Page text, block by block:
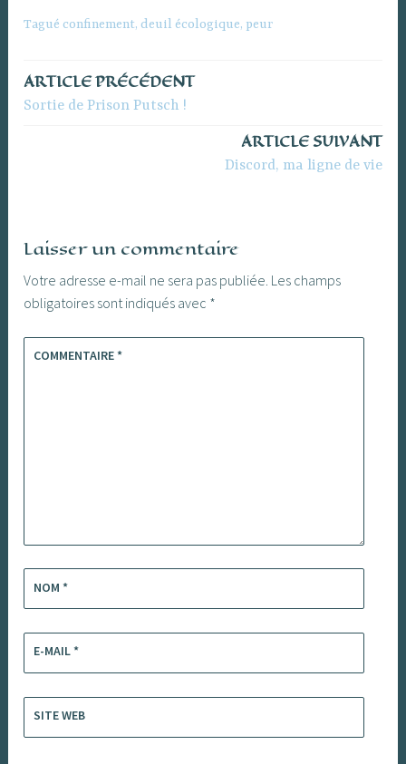
Tagué confinement, deuil écologique, peur
Navigation
ARTICLE PRÉCÉDENT
Sortie de Prison Putsch !
ARTICLE SUIVANT
Discord, ma ligne de vie
Laisser un commentaire
Votre adresse e-mail ne sera pas publiée. Les champs
obligatoires sont indiqués avec *
COMMENTAIRE*
NOM*
E-MAIL*
SITE WEB